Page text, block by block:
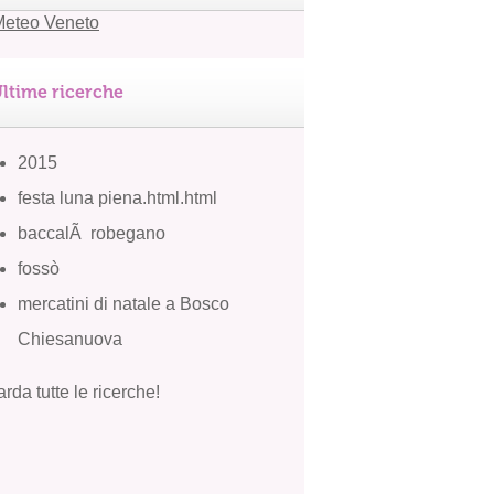
ricerche
2015
festa luna piena.html.html
baccalÃ robegano
fossò
mercatini di natale a Bosco
Chiesanuova
tutte le ricerche!